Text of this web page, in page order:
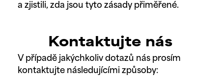
a zjistili, zda jsou tyto zásady přiměřené.
Kontaktujte nás
V případě jakýchkoliv dotazů nás prosím
kontaktujte následujícími způsoby: